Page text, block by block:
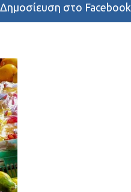
Δημοσίευση στο Facebook